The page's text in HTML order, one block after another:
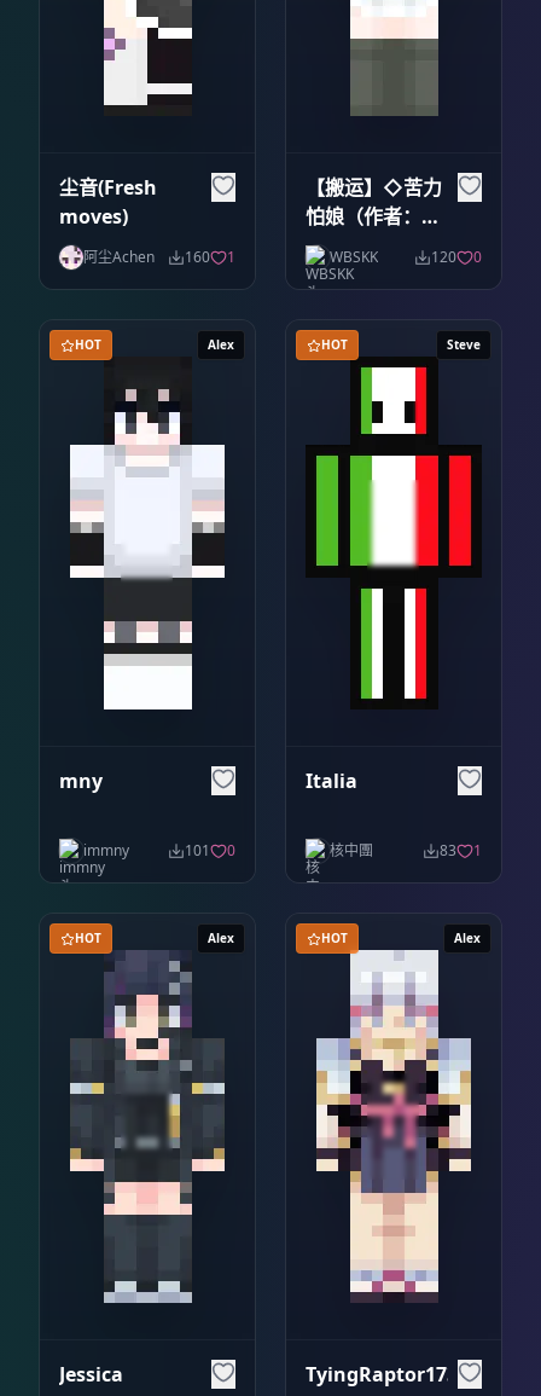
尘音(Fresh
moves)
阿尘Achen 160 1
【搬运】◇苦力
怕娘（作者：钻
茜）WBSKK 120 0
Alex
HOT
mny
immny 101 0
Steve
HOT
Italia
核中團 83 1
Alex
HOT
Jessica
Alex
HOT
TyingRaptor1732